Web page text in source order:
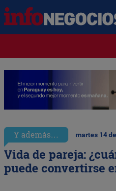
Y además… martes 14
Vida de pareja:
puede convertirse